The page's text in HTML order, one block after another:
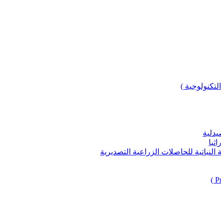
)
للحاصلات الزراعية التصديرية